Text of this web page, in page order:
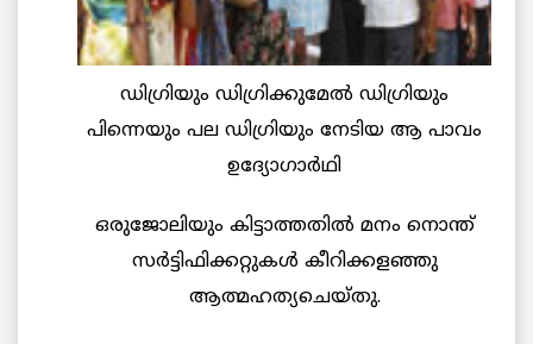
ഡിഗ്രിയും ഡിഗ്രിക്കുമേല്‍ ഡിഗ്രിയും
പിന്നെയും പല ഡിഗ്രിയും നേടിയ ആ പാവം
ഉദ്യോഗാര്‍ഥി
ഒരുജോലിയും കിട്ടാത്തതില്‍ മനം നൊന്ത്
സര്‍ട്ടിഫിക്കറ്റുകള്‍ കീറിക്കളഞ്ഞു
ആത്മഹത്യചെയ്തു.